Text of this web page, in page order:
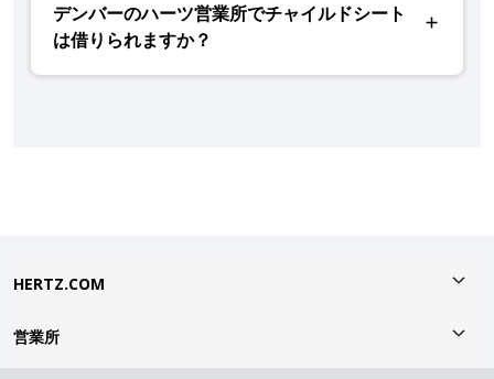
デンバーのハーツ営業所でチャイルドシート
は借りられますか？
HERTZ.COM
営業所